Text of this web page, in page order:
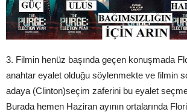
3. Filmin henüz başında geçen konuşmada
anahtar eyalet olduğu söylenmekte ve filmin
adaya (Clinton)seçim zaferini bu eyalet
Burada hemen Haziran ayının ortalarında